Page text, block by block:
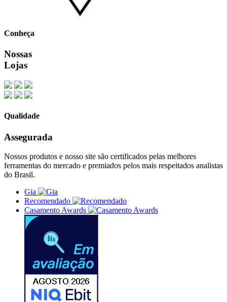
Conheça
Nossas
Lojas
Qualidade
Assegurada
Nossos produtos e nosso site são certificados pelas melhores
ferramentas do mercado e premiados pelos mais respeitados analistas
do Brasil.
Gia
Recomendado
Casamento Awards